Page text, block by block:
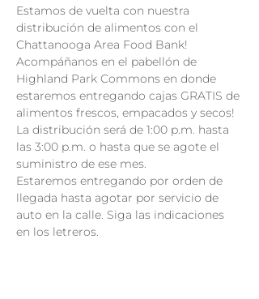
Estamos de vuelta con nuestra
distribución de alimentos con el
Chattanooga Area Food Bank!
Acompáñanos en el pabellón de
Highland Park Commons en donde
estaremos entregando cajas GRATIS de
alimentos frescos, empacados y secos!
La distribución será de 1:00 p.m. hasta
las 3:00 p.m. o hasta que se agote el
suministro de ese mes.
Estaremos entregando por orden de
llegada hasta agotar por servicio de
auto en la calle. Siga las indicaciones
en los letreros.